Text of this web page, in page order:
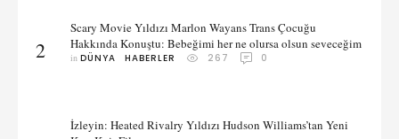
2
Scary Movie Yıldızı Marlon Wayans Trans Çocuğu
Hakkında Konuştu: Bebeğimi her ne olursa olsun seveceğim
in DÜNYA HABERLER 267 0
İzleyin: Heated Rivalry Yıldızı Hudson Williams’tan Yeni